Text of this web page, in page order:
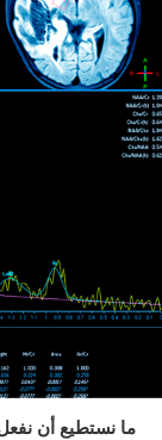
ما نستطيع أن